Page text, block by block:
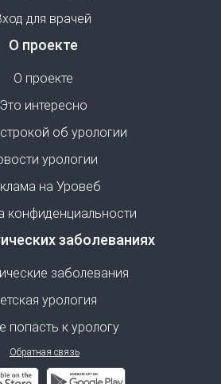
для врачей
О проекте
О проекте
Это интересно
об урологии
урологии
на Уровеб
конфиденциальности
заболеваниях
заболевания
урология
попасть к урологу
Обратная связь